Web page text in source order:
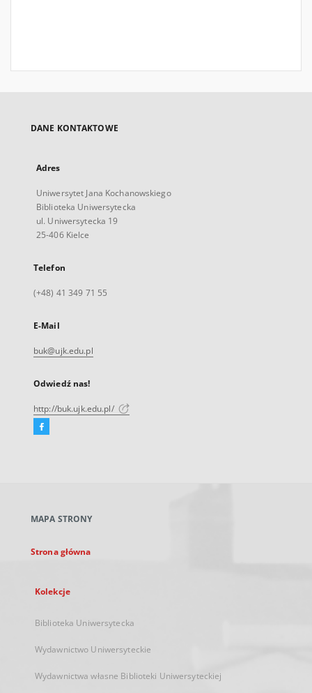
DANE KONTAKTOWE
Adres
Uniwersytet Jana Kochanowskiego
Biblioteka Uniwersytecka
ul. Uniwersytecka 19
25-406 Kielce
Telefon
(+48) 41 349 71 55
E-Mail
buk@ujk.edu.pl
Odwiedź nas!
http://buk.ujk.edu.pl/
Facebook
karcie
MAPA STRONY
Strona główna
Kolekcje
Biblioteka Uniwersytecka
Wydawnictwo Uniwersyteckie
Wydawnictwa własne Biblioteki Uniwersyteckiej